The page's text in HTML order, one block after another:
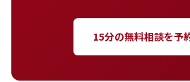
15分の無料相談を予